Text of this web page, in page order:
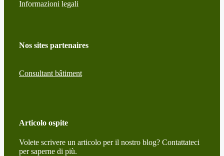
Informazioni legali
Nos sites partenaires
Consultant bâtiment
Articolo ospite
Volete scrivere un articolo per il nostro blog? Contattateci
per saperne di più.